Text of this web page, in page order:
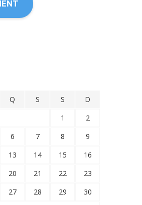
Q S S
D
1
2
6 7 8
9
13 14 15
16
20 21 22
23
27 28 29
30